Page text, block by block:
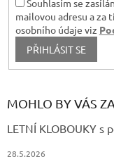
Souhlasím se
mailovou adresu a za
osobního údaje viz
PŘIHLÁSIT SE
MOHLO BY VÁS
LETNÍ KLOBOUKY s
28.5.2026